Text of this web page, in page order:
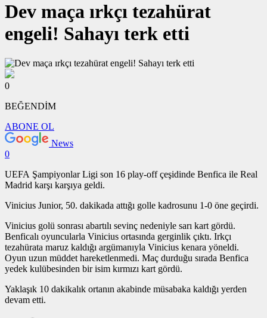
Dev maça ırkçı tezahürat
engeli! Sahayı terk etti
0
BEĞENDİM
ABONE OL
News
0
UEFA Şampiyonlar Ligi son 16 play-off çeşidinde Benfica ile Real
Madrid karşı karşıya geldi.
Vinicius Junior, 50. dakikada attığı golle kadrosunu 1-0 öne geçirdi.
Vinicius golü sonrası abartılı sevinç nedeniyle sarı kart gördü.
Benficalı oyuncularla Vinicius ortasında gerginlik çıktı. Irkçı
tezahürata maruz kaldığı argümanıyla Vinicius kenara yöneldi.
Oyun uzun müddet hareketlenmedi. Maç durduğu sırada Benfica
yedek kulübesinden bir isim kırmızı kart gördü.
Yaklaşık 10 dakikalık ortanın akabinde müsabaka kaldığı yerden
devam etti.